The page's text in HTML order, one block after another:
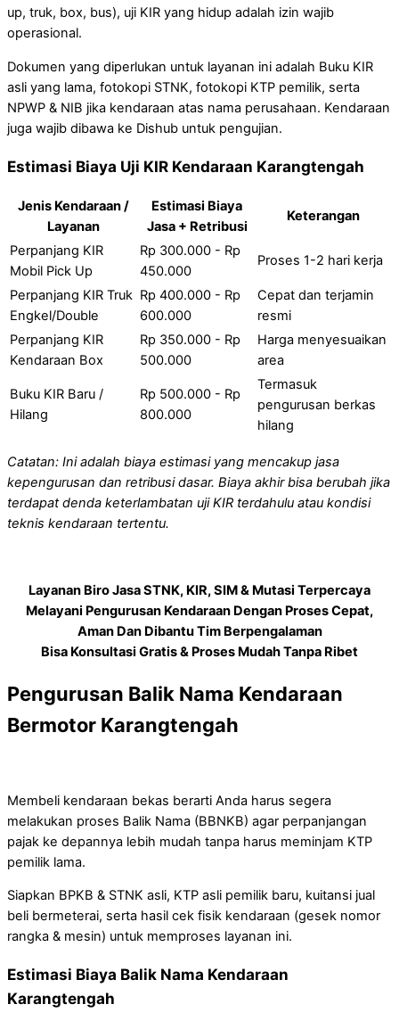
up, truk, box, bus), uji KIR yang hidup adalah izin wajib
operasional.
Dokumen yang diperlukan untuk layanan ini adalah Buku KIR
asli yang lama, fotokopi STNK, fotokopi KTP pemilik, serta
NPWP & NIB jika kendaraan atas nama perusahaan. Kendaraan
juga wajib dibawa ke Dishub untuk pengujian.
Estimasi Biaya Uji KIR Kendaraan Karangtengah
Jenis Kendaraan /
Layanan
Estimasi Biaya
Jasa + Retribusi
Keterangan
Perpanjang KIR
Mobil Pick Up
Rp 300.000 - Rp
450.000
Proses 1-2 hari kerja
Perpanjang KIR Truk
Engkel/Double
Rp 400.000 - Rp
600.000
Cepat dan terjamin
resmi
Perpanjang KIR
Kendaraan Box
Rp 350.000 - Rp
500.000
Harga menyesuaikan
area
Buku KIR Baru /
Hilang
Rp 500.000 - Rp
800.000
Termasuk
pengurusan berkas
hilang
Catatan: Ini adalah biaya estimasi yang mencakup jasa
kepengurusan dan retribusi dasar. Biaya akhir bisa berubah jika
terdapat denda keterlambatan uji KIR terdahulu atau kondisi
teknis kendaraan tertentu.
Layanan Biro Jasa STNK, KIR, SIM & Mutasi Terpercaya
Melayani Pengurusan Kendaraan Dengan Proses Cepat,
Aman Dan Dibantu Tim Berpengalaman
Bisa Konsultasi Gratis & Proses Mudah Tanpa Ribet
Pengurusan Balik Nama Kendaraan
Bermotor Karangtengah
Membeli kendaraan bekas berarti Anda harus segera
melakukan proses Balik Nama (BBNKB) agar perpanjangan
pajak ke depannya lebih mudah tanpa harus meminjam KTP
pemilik lama.
Siapkan BPKB & STNK asli, KTP asli pemilik baru, kuitansi jual
beli bermeterai, serta hasil cek fisik kendaraan (gesek nomor
rangka & mesin) untuk memproses layanan ini.
Estimasi Biaya Balik Nama Kendaraan
Karangtengah